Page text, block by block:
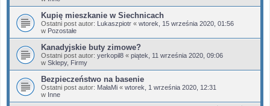
Kupię mieszkanie w Siechnicach
Ostatni post autor: Lukaszpiotr « wtorek, 15 września 2020, 01:56
w Pozostałe
Kanadyjskie buty zimowe?
Ostatni post autor: yerkopil8 « piątek, 11 września 2020, 09:06
w Sklepy, Firmy
Bezpieczeństwo na basenie
Ostatni post autor: MałaMi « wtorek, 1 września 2020, 12:31
w Inne